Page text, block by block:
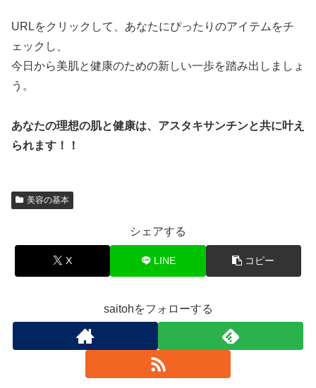
URLをクリックして、あなたにぴったりのアイテムをチ
ェックし、
今日から美肌と健康のための新しい一歩を踏み出しましょ
う。
あなたの理想の肌と健康は、アスタキサンチンと共に叶え
られます！！
美容の基本
シェアする
X LINE コピー
saitohをフォローする